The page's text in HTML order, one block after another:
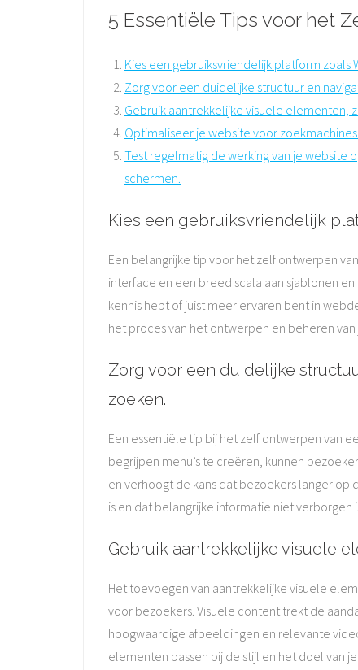
5 Essentiële Tips voor het
Kies een gebruiksvriendelijk platform zoals
Zorg voor een duidelijke structuur en
Gebruik aantrekkelijke visuele elementen,
Optimaliseer je website voor
Test regelmatig de werking van je website
schermen.
Kies een gebruiksvriendelijk
Een belangrijke tip voor het zelf ontwerpen
interface en een breed scala aan sjablonen
kennis hebt of juist meer ervaren bent in
het proces van het ontwerpen en beheren
Zorg voor een duidelijke
zoeken.
Een essentiële tip bij het zelf ontwerpen van
begrijpen menu’s te creëren, kunnen
en verhoogt de kans dat bezoekers langer op
is en dat belangrijke informatie niet
Gebruik aantrekkelijke visuele
Het toevoegen van aantrekkelijke visuele
voor bezoekers. Visuele content trekt de
hoogwaardige afbeeldingen en relevante
elementen passen bij de stijl en het doel van